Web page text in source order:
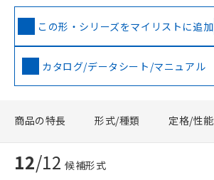
この形・シリーズをマイリストに追加
カタログ/データシート/マニュアル
商品の特長 形式/種類 定格/性能
12/12 候補形式